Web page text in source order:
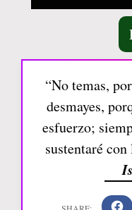
“No temas,
desmayes,
esfuerzo;
sustentaré